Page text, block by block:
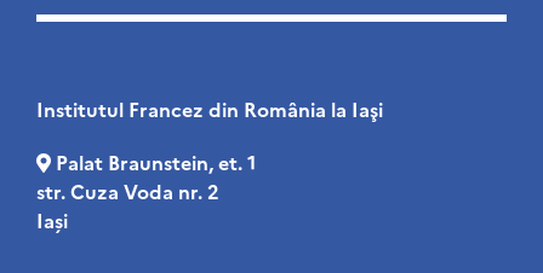
Institutul Francez din România la Iaşi
Palat Braunstein, et. 1
str. Cuza Voda nr. 2
Iași